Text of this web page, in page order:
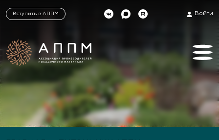
Вступить в АППМ Войти